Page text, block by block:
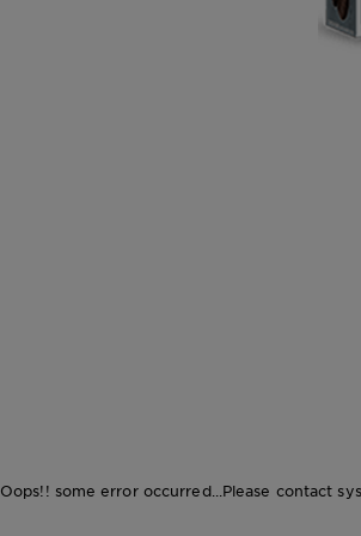
Oops!! some error occurred...Please contact